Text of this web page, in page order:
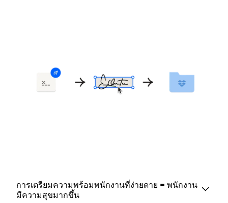
การเตรียมความพร้อมพนักงานที่ง่ายดาย = พนักงาน
มีความสุขมากขึ้น